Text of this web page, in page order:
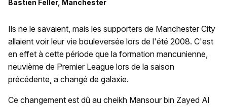
Bastien Feller, Manchester
Ils ne le savaient, mais les supporters de Manchester City
allaient voir leur vie bouleversée lors de l'été 2008. C'est
en effet à cette période que la formation mancunienne,
neuvième de Premier League lors de la saison
précédente, a changé de galaxie.
Ce changement est dû au cheikh Mansour bin Zayed Al